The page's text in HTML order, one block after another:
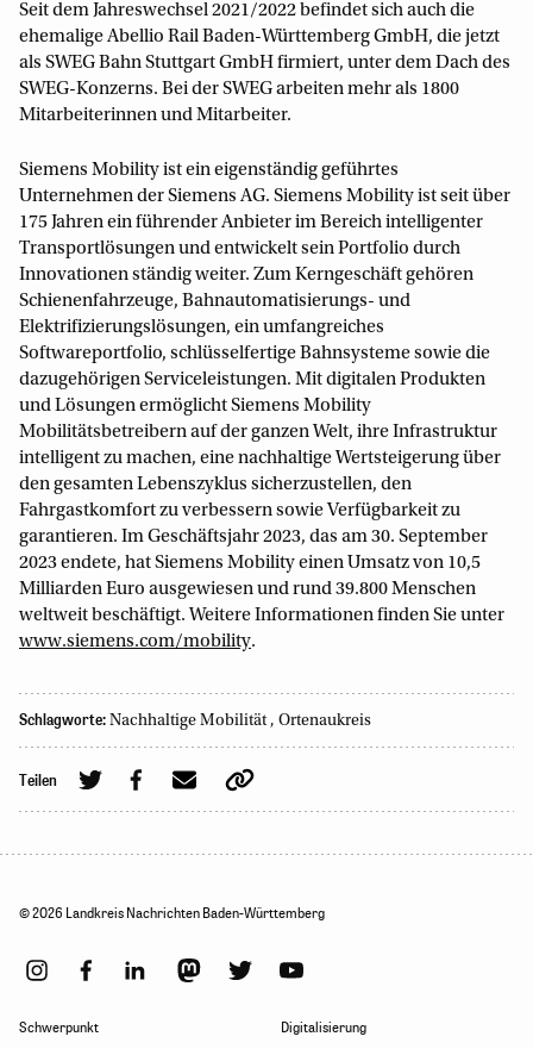
Seit dem Jahreswechsel 2021/2022 befindet sich auch die
ehemalige Abellio Rail Baden-Württemberg GmbH, die jetzt
als SWEG Bahn Stuttgart GmbH firmiert, unter dem Dach des
SWEG-Konzerns. Bei der SWEG arbeiten mehr als 1800
Mitarbeiterinnen und Mitarbeiter.
Siemens Mobility ist ein eigenständig geführtes
Unternehmen der Siemens AG. Siemens Mobility ist seit über
175 Jahren ein führender Anbieter im Bereich intelligenter
Transportlösungen und entwickelt sein Portfolio durch
Innovationen ständig weiter. Zum Kerngeschäft gehören
Schienenfahrzeuge, Bahnautomatisierungs- und
Elektrifizierungslösungen, ein umfangreiches
Softwareportfolio, schlüsselfertige Bahnsysteme sowie die
dazugehörigen Serviceleistungen. Mit digitalen Produkten
und Lösungen ermöglicht Siemens Mobility
Mobilitätsbetreibern auf der ganzen Welt, ihre Infrastruktur
intelligent zu machen, eine nachhaltige Wertsteigerung über
den gesamten Lebenszyklus sicherzustellen, den
Fahrgastkomfort zu verbessern sowie Verfügbarkeit zu
garantieren. Im Geschäftsjahr 2023, das am 30. September
2023 endete, hat Siemens Mobility einen Umsatz von 10,5
Milliarden Euro ausgewiesen und rund 39.800 Menschen
weltweit beschäftigt. Weitere Informationen finden Sie unter
www.siemens.com/mobility.
Schlagworte: Nachhaltige Mobilität , Ortenaukreis
Teilen
Schwerpunkt Digitalisierung
© 2026 Landkreis Nachrichten Baden-Württemberg